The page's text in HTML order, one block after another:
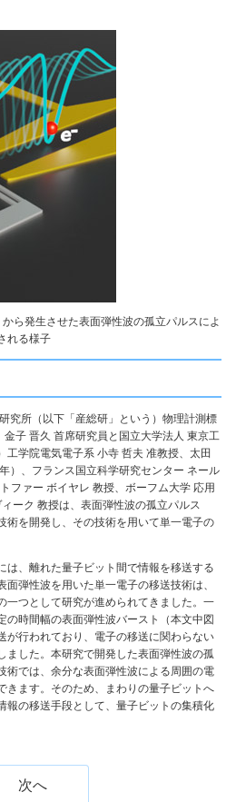
ら発生させた表面弾性波の孤立パルスによ
れる様子
究所（以下「産総研」という）物理計測標
子 晋久 首席研究員と国立大学法人 東京工
工学院電気電子系 小寺 哲夫 准教授、太田
）、フランス国立科学研究センター ネール
ファー ボイヤレ 教授、ボーフム大学 応用
ーク 教授は、表面弾性波の孤立パルス
術を開発し、その技術を用いて単一電子の
は、離れた量子ビット間で情報を移送する
弾性波を用いた単一電子の移送技術は、
一つとして研究が進められてきました。一
の時間幅の表面弾性波バースト（本文中図
が行われており、電子の移送に関わらない
ました。本研究で開発した表面弾性波の孤
術では、余分な表面弾性波による周囲の電
きます。そのため、まわりの量子ビットへ
報の移送手段として、量子ビットの集積化
次へ